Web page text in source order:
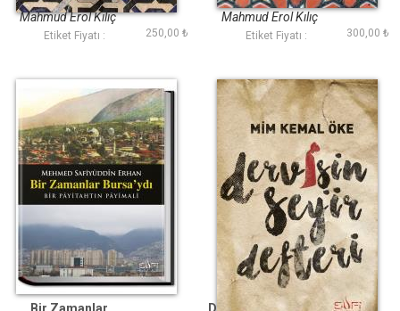
Mahmud Erol Kılıç
Etiket Fiyatı : 250,00 ₺
Mahmud Erol Kılıç
Etiket Fiyatı : 300,00 ₺